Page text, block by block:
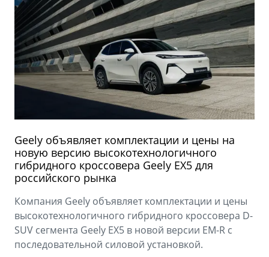
Geely объявляет комплектации и цены на
новую версию высокотехнологичного
гибридного кроссовера Geely EX5 для
российского рынка
Компания Geely объявляет комплектации и цены
высокотехнологичного гибридного кроссовера D-
SUV сегмента Geely EX5 в новой версии EM-R с
последовательной силовой установкой.